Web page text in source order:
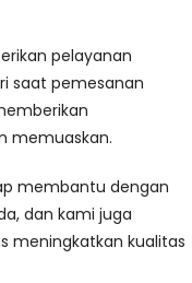
pelayanan
saat pemesanan
memuaskan.
membantu dengan
dan kami juga
meningkatkan kualitas